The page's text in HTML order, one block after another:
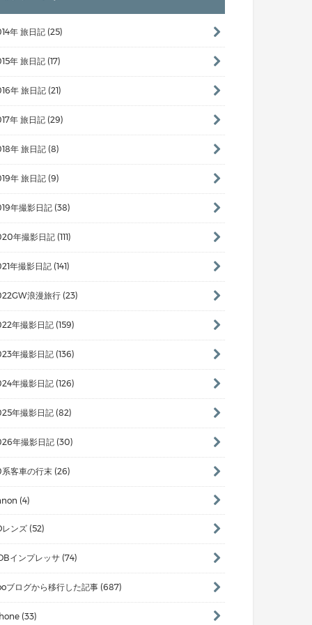
年 旅日記 (25)
年 旅日記 (17)
年 旅日記 (21)
年 旅日記 (29)
年 旅日記 (8)
年 旅日記 (9)
年撮影日記 (38)
年撮影日記 (111)
年撮影日記 (141)
浪漫旅行 (23)
年撮影日記 (159)
年撮影日記 (136)
年撮影日記 (126)
年撮影日記 (82)
年撮影日記 (30)
客車の行末 (26)
(4)
レンズ (52)
インプレッサ (74)
ブログから移行した記事 (687)
(33)